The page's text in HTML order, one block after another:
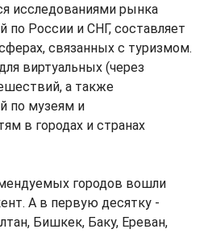
исследованиями рынка
по России и СНГ, составляет
связанных с туризмом.
виртуальных (через
а также
по музеям и
в городах и странах
городов вошли
А в первую десятку -
Бишкек, Баку, Ереван,